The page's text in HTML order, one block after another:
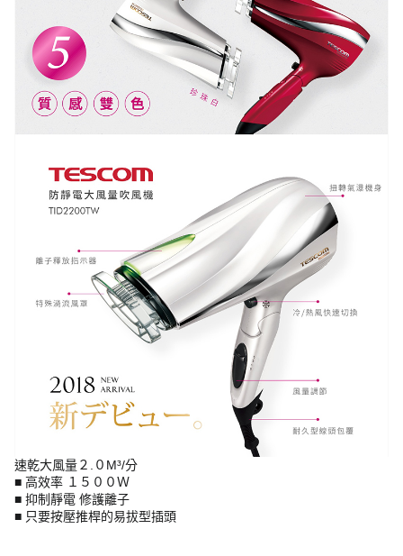
速乾大風量２.０M³/分
■ 高效率 １５００Ｗ
■ 抑制靜電 修護離子
■ 只要按壓推桿的易拔型插頭